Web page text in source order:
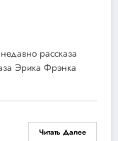
рассказа
Эрика Фрэнка
Читать Далее